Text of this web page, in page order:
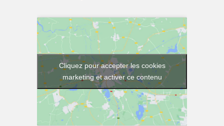
Cliquez pour accepter les cookies
marketing et activer ce contenu